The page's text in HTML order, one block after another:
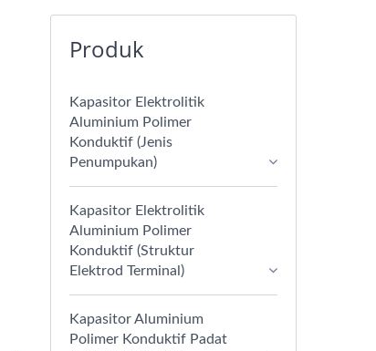
Produk
Kapasitor Elektrolitik
Aluminium Polimer
Konduktif (Jenis
Penumpukan)
Kapasitor Elektrolitik
Aluminium Polimer
Konduktif (Struktur
Elektrod Terminal)
Kapasitor Aluminium
Polimer Konduktif Padat